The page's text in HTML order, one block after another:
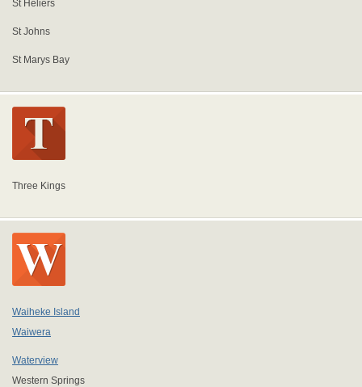
St Heliers
St Johns
St Marys Bay
Three Kings
Waiheke Island
Waiwera
Waterview
Western Springs